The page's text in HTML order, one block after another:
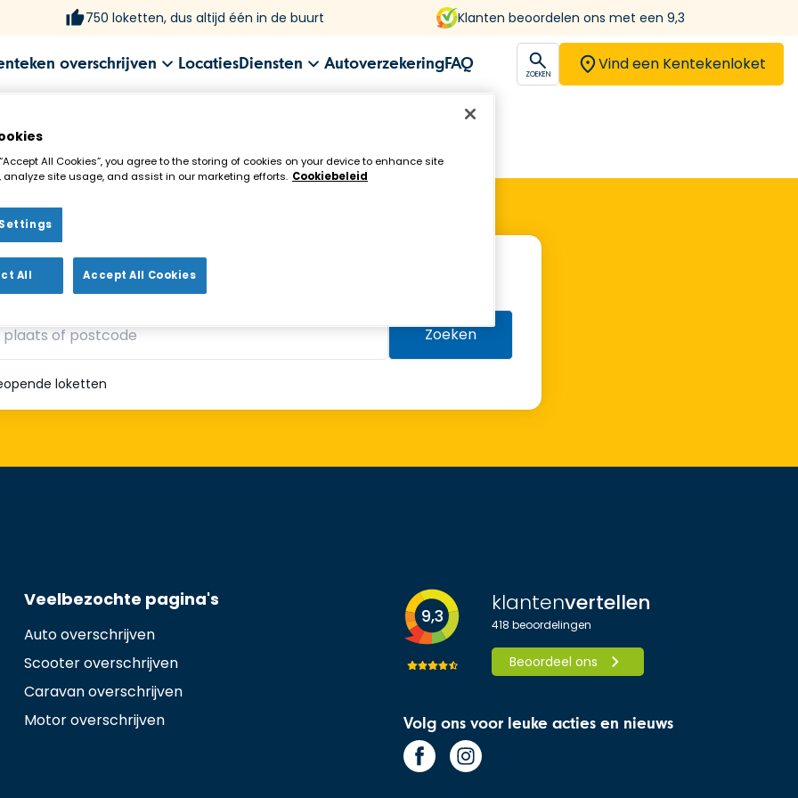
750 loketten, dus altijd één in de buurt Klanten beoordelen ons met een 9,3
overschrijven LocatiesDiensten AutoverzekeringFAQ open
ZOEKEN
Vind een Kentekenloket
in de buurt!
Zoeken
loketten
Veelbezochte pagina's
Auto overschrijven
Scooter overschrijven
Caravan overschrijven
Motor overschrijven
9,3 klantenvertellen
418 beoordelingen
Beoordeel ons
Volg ons voor leuke acties en nieuws
All Cookies”, you agree to the storing of cookies on your device to enhance site
site usage, and assist in our marketing efforts. Cookiebeleid
All Accept All Cookies